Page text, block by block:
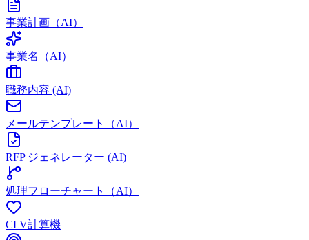
事業計画（AI）
事業名（AI）
職務内容 (AI)
メールテンプレート（AI）
RFP ジェネレーター (AI)
処理フローチャート（AI）
CLV計算機